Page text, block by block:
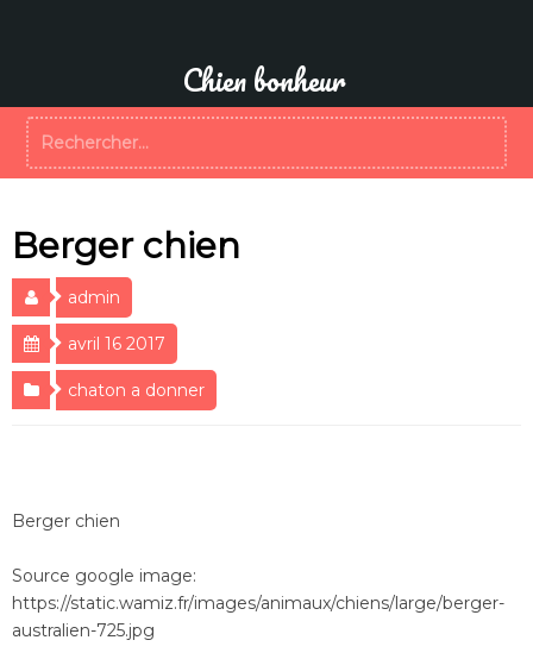
Chien bonheur
Berger chien
admin
avril 16 2017
chaton a donner
Berger chien
Source google image:
https://static.wamiz.fr/images/animaux/chiens/large/berger-
australien-725.jpg
Rechercher :